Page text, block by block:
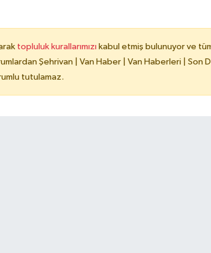
topluluk kurallarımızı kabul etmiş bulunuyor ve
Şehrivan | Van Haber | Van Haberleri | Son
tutulamaz.